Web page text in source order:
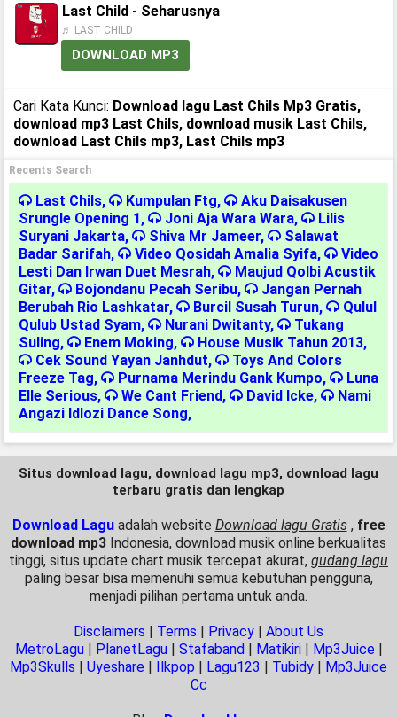
Last Child - Seharusnya
♬ LAST CHILD
DOWNLOAD MP3
Cari Kata Kunci: Download lagu Last Chils Mp3 Gratis,
download mp3 Last Chils, download musik Last Chils,
download Last Chils mp3, Last Chils mp3
Recents Search
Last Chils, Kumpulan Ftg,
Aku Daisakusen
Srungle Opening 1, Joni Aja Wara Wara,
Lilis
Suryani Jakarta, Shiva Mr Jameer,
Salawat
Badar Sarifah, Video Qosidah Amalia Syifa,
Video
Lesti Dan Irwan Duet Mesrah,
Maujud Qolbi Acustik
Gitar, Bojondanu Pecah Seribu,
Jangan Pernah
Berubah Rio Lashkatar, Burcil Susah Turun,
Qulul
Qulub Ustad Syam, Nurani Dwitanty,
Tukang
Suling, Enem Moking, House Musik Tahun 2013,
Cek Sound Yayan Janhdut,
Toys And Colors
Freeze Tag, Purnama Merindu Gank Kumpo,
Luna
Elle Serious, We Cant Friend, David Icke,
Nami
Angazi Idlozi Dance Song,
Situs download lagu, download lagu mp3, download lagu
terbaru gratis dan lengkap
Download Lagu adalah website Download lagu Gratis , free
download mp3 Indonesia, download musik online berkualitas
tinggi, situs update chart musik tercepat akurat, gudang lagu
paling besar bisa memenuhi semua kebutuhan pengguna,
menjadi pilihan pertama untuk anda.
Disclaimers | Terms | Privacy | About Us
MetroLagu| PlanetLagu| Stafaband| Matikiri| Mp3Juice|
Mp3Skulls | Uyeshare | Ilkpop | Lagu123 | Tubidy | Mp3Juice
Cc